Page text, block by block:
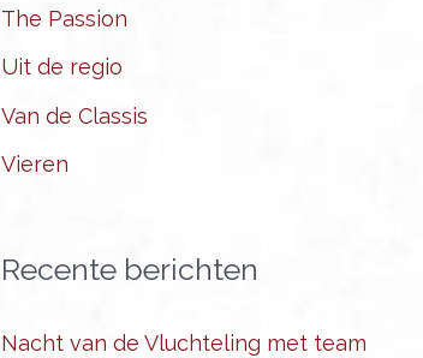
The Passion
Uit de regio
Van de Classis
Vieren
Recente berichten
Nacht van de Vluchteling met team